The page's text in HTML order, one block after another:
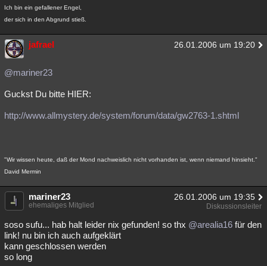
Ich bin ein gefallener Engel,
der sich in den Abgrund stieß.
jafrael 26.01.2006 um 19:20
@mariner23
Guckst Du bitte HIER:
http://www.allmystery.de/system/forum/data/gw2763-1.shtml
"Wir wissen heute, daß der Mond nachweislich nicht vorhanden ist, wenn niemand hinsieht."
David Mermin
mariner23 26.01.2006 um 19:35
ehemaliges Mitglied Diskussionsleiter
soso sufu... hab halt leider nix gefunden! so thx @arealia16 für den
link! nu bin ich auch aufgeklärt
kann geschlossen werden
so long